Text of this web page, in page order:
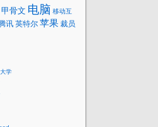
甲骨文 电脑 移动互
讯 英特尔 苹果 裁员
学